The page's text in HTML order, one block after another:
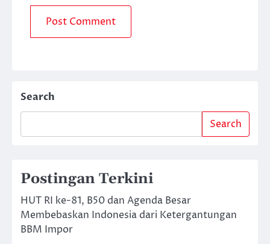
Search
Search
Postingan Terkini
HUT RI ke-81, B50 dan Agenda Besar
Membebaskan Indonesia dari Ketergantungan
BBM Impor